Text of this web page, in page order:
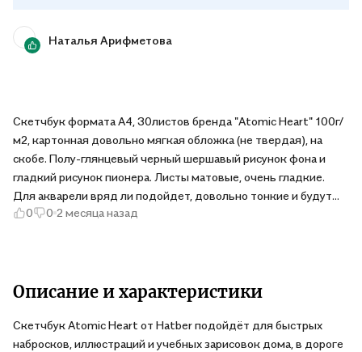
Наталья Арифметова
Скетчбук формата А4, 30листов бренда "Atomic Heart" 100г/
м2, картонная довольно мягкая обложка (не твердая), на
скобе. Полу-глянцевый черный шершавый рисунок фона и
гладкий рисунок пионера. Листы матовые, очень гладкие.
Для акварели вряд ли подойдет, довольно тонкие и будут
деформироваться. Для карандашей и цветных фломастеров,
0 0 2 месяца назад
Описание и характеристики
Скетчбук Atomic Heart от Hatber подойдёт для быстрых
набросков, иллюстраций и учебных зарисовок дома, в дороге